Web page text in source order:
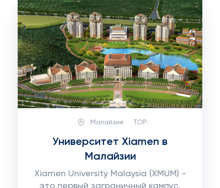
Малайзия TOP:
Университет Xiamen в
Малайзии
Xiamen University Malaysia (XMUM) -
это первый заграничный кампус,